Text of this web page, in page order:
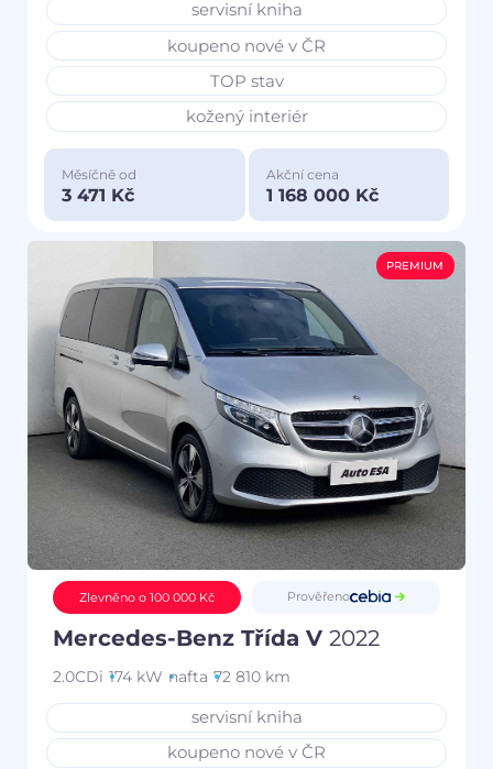
servisní kniha
koupeno nové v ČR
TOP stav
kožený interiér
Měsíčně od
3 471 Kč
Akční cena
1 168 000 Kč
PREMIUM
Zlevněno o 100 000 Kč Prověřeno
Mercedes-Benz Třída V 2022
2.0CDi 174 kW nafta 72 810 km
servisní kniha
koupeno nové v ČR